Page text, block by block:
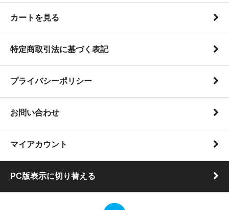
・定形外郵便（規格内）
・定形外郵便（規格外）
・レターパックライト
送料の改定内容については以下をご参照ください。
https://www.post.japanpost.jp/service/2024fee_change/
の運営を休止いたします。
ご迷惑をおかけいたしますが、ご理解ご了承のほど何卒
よろしくお願い申し上げます。
------------------------------------------------------------
販売開始致しました。
2022.12.5
Super Red Band 4th Mini Album「Liberty Wings」
カートを見る
特定商取引法に基づく表記
プライバシーポリシー
お問い合わせ
マイアカウント
PC版表示に切り替える